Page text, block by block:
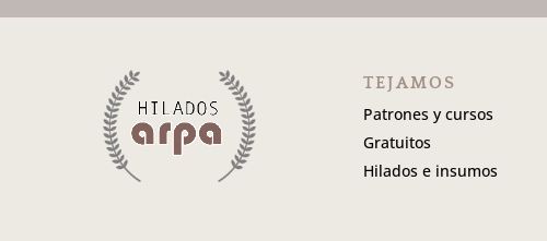
TEJAMOS
Patrones y cursos
Gratuitos
Hilados e insumos